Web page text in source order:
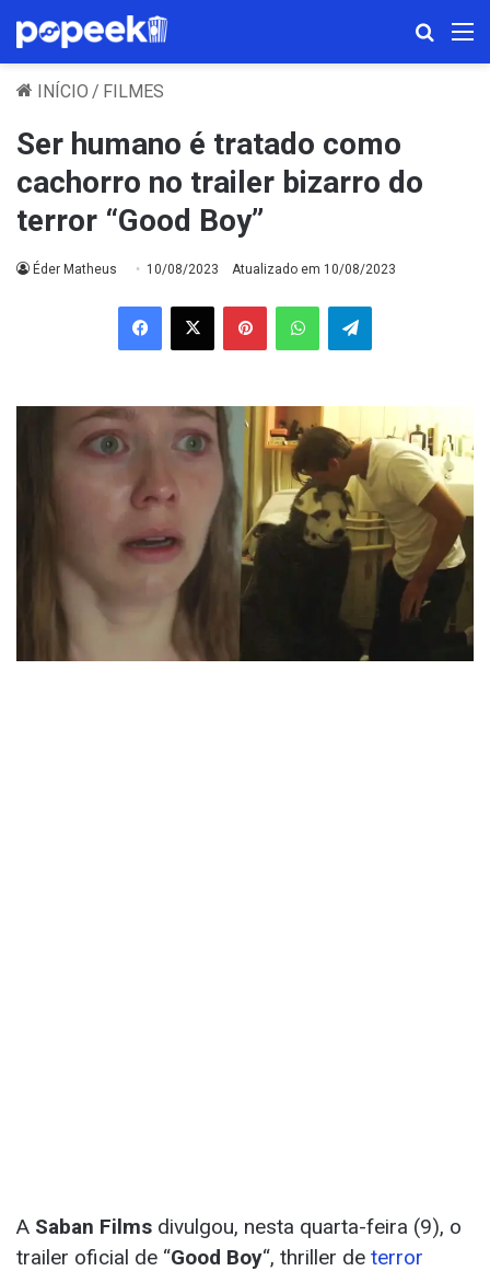
INÍCIO / FILMES
Ser humano é tratado como
cachorro no trailer bizarro do
terror “Good Boy”
Éder Matheus 10/08/2023 Atualizado em 10/08/2023
Facebook
X PinterestWhatsAppTelegram
A Saban Films divulgou, nesta quarta-feira (9), o
trailer oficial de “Good Boy“, thriller de terror